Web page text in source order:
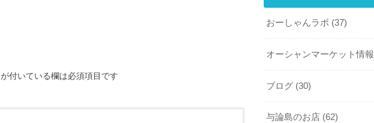
が付いている欄は必須項目です
おーしゃんラボ (37)
オーシャンマーケット情報
ブログ (30)
与論島のお店 (62)